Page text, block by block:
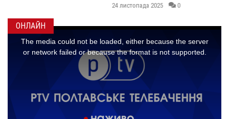
ОНЛАЙН